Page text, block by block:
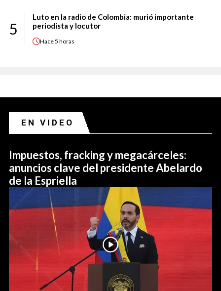
5
Luto en la radio de Colombia: murió importante
periodista y locutor
Hace5 horas
EN VIDEO
Impuestos, fracking y megacárceles:
anuncios clave del presidente Abelardo
de la Espriella